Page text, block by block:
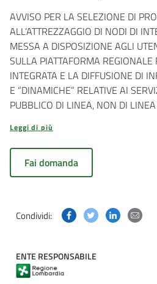
AVVISO PER LA SELEZIONE DI
ALL’ATTREZZAGGIO DI NODI DI
MESSA A DISPOSIZIONE AGLI
SULLA PIATTAFORMA REGIONALE
INTEGRATA E LA DIFFUSIONE DI
E “DINAMICHE” RELATIVE AI
PUBBLICO DI LINEA, NON DI
Leggi di più
Fai domanda
Condividi: Condividi questa
Condividi
ENTE RESPONSABILE